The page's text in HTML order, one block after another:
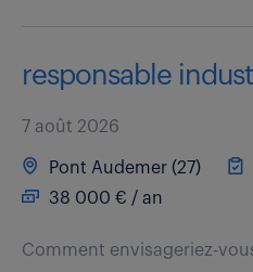
responsable
7 août 2026
Pont Audemer (27)
38 000 € / an
Comment envisageriez-